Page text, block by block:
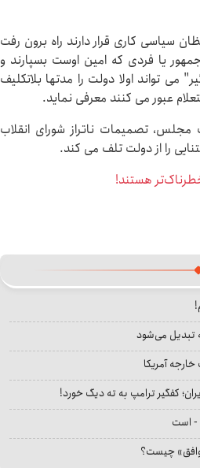
سیاسی کاری قرار دارند راه برون رفت
یا فردی که امین اوست بسپارند و
تواند اولا دولت را مدتها بلاتکلیف
عبور می کنند معرفی نماید.
مجلس، تصمیمات ناتراز شورای انقلاب
را از دولت تلف می کند.
هستند!
تبدیل می‌شود
آمریکا
کفگیر ترامپ به ته دیگ خورد!
- است
چیست؟